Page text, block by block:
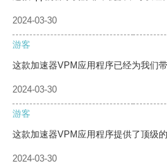
2024-03-30
游客
这款加速器VPM应用程序已经为我们
2024-03-30
游客
这款加速器VPM应用程序提供了顶级
2024-03-30